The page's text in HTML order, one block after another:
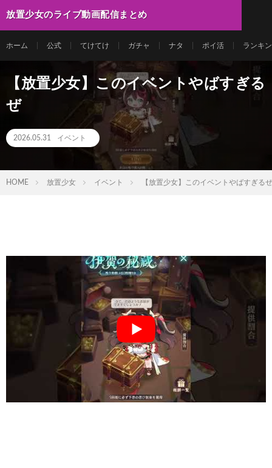
放置少女のライブ動画配信まとめ
ホーム 公式 てけてけ ガチャ ナタ ポイ活 ランキ
【放置少女】このイベントやばすぎる
ぜ
2026.05.31 イベント
HOME 放置少女 イベント 【放置少女】このイベントやばすぎるぜ